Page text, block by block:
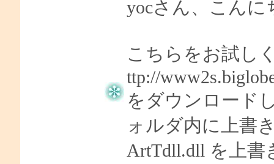
yocさん、こんに
こちらをお試し
ttp://
をダウンロード
ォルダ内に上書
ArtTdll.dll を上書